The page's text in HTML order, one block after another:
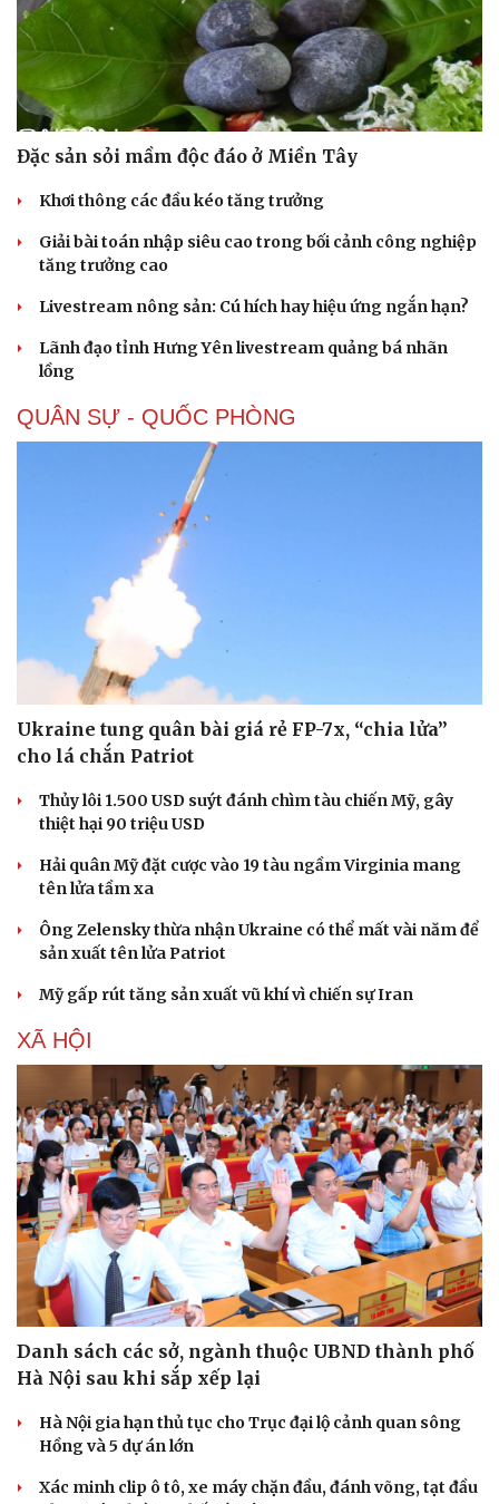
Dinh dưỡng - món ngon
Làm đẹp - giảm cân
Phòng mạch online
Ăn sạch sống khỏe
Nhà đẹp
Đặc sản sỏi mầm độc đáo ở Miền Tây
Khơi thông các đầu kéo tăng trưởng
Giải bài toán nhập siêu cao trong bối cảnh công nghiệp
tăng trưởng cao
Livestream nông sản: Cú hích hay hiệu ứng ngắn hạn?
Lãnh đạo tỉnh Hưng Yên livestream quảng bá nhãn
lồng
QUÂN SỰ - QUỐC PHÒNG
Ukraine tung quân bài giá rẻ FP-7x, “chia lửa”
cho lá chắn Patriot
Thủy lôi 1.500 USD suýt đánh chìm tàu chiến Mỹ, gây
thiệt hại 90 triệu USD
Hải quân Mỹ đặt cược vào 19 tàu ngầm Virginia mang
tên lửa tầm xa
Ông Zelensky thừa nhận Ukraine có thể mất vài năm để
sản xuất tên lửa Patriot
Mỹ gấp rút tăng sản xuất vũ khí vì chiến sự Iran
XÃ HỘI
Danh sách các sở, ngành thuộc UBND thành phố
Hà Nội sau khi sắp xếp lại
Hà Nội gia hạn thủ tục cho Trục đại lộ cảnh quan sông
Hồng và 5 dự án lớn
Xác minh clip ô tô, xe máy chặn đầu, đánh võng, tạt đầu